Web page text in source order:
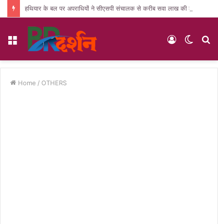
Menu
Switch
Log
Home / OTHERS